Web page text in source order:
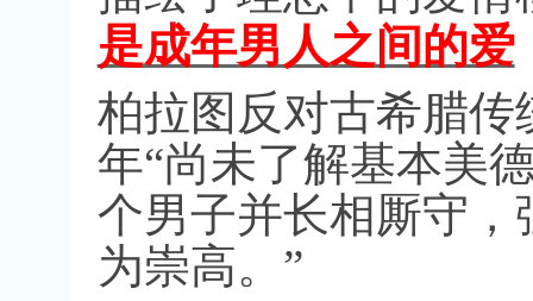
是成年男人之间的爱
柏拉图反对古希腊
年“尚未了解基本美
个男子并长相厮守
为崇高。 ”